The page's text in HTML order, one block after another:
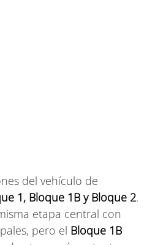
del vehículo de
1, Bloque 1B y Bloque 2.
etapa central con
pero el Bloque 1B